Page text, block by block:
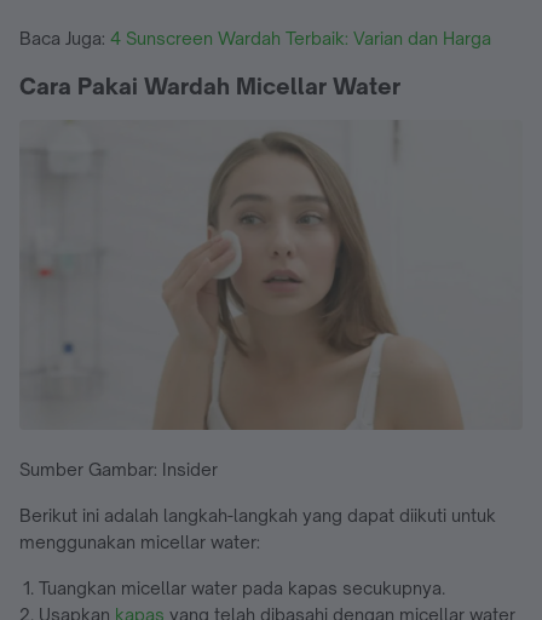
Baca Juga: 4 Sunscreen Wardah Terbaik: Varian dan Harga
Cara Pakai Wardah Micellar Water
Sumber Gambar: Insider
Berikut ini adalah langkah-langkah yang dapat diikuti untuk
menggunakan micellar water:
Tuangkan micellar water pada kapas secukupnya.
Usapkan kapas yang telah dibasahi dengan micellar water